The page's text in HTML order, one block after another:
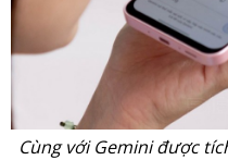
Cùng với Gemini được